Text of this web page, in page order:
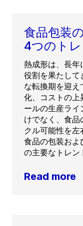
食品包装
4つのト
熱成形は、長年
役割を果たして
な転換期を迎
化、コストの上
ールの生産ラ
けでなく、食品
クル可能性を左
食品の包装およ
の主要なトレン
Read more